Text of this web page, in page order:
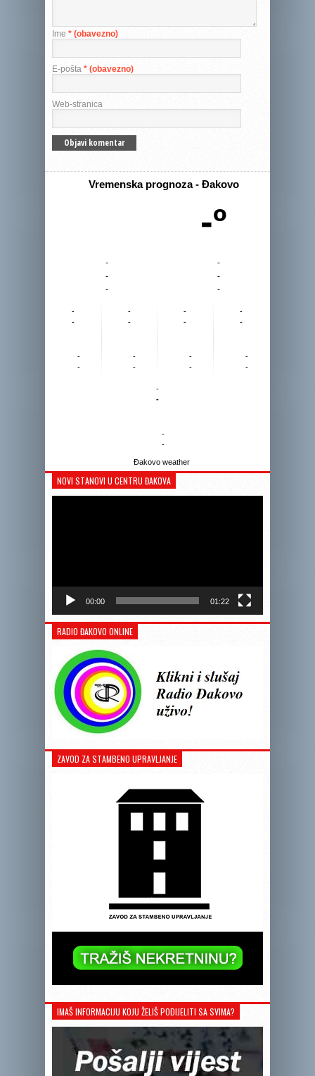
Ime * (obavezno)
E-pošta * (obavezno)
Web-stranica
Vremenska prognoza - Đakovo
-º
-
-
-
-
-
-
-
-
-
-
-
-
-
-
-
-
-
-
-
-
-
-
-
-
-
-
Đakovo weather
NOVI STANOVI U CENTRU ĐAKOVA
00:00 01:22
RADIO ĐAKOVO ONLINE
ZAVOD ZA STAMBENO UPRAVLJANJE
IMAŠ INFORMACIJU KOJU ŽELIŠ PODIJELITI SA SVIMA?